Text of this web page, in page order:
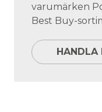
varumärken
Best Buy-
HANDLA